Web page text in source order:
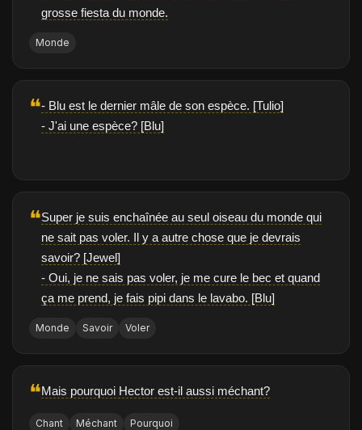
grosse fiesta du monde.
Monde
❝- Blu est le dernier mâle de son espèce. [Tulio]
- J'ai une espèce? [Blu]
❝Super je suis enchaînée au seul oiseau du monde qui
ne sait pas voler. Il y a autre chose que je devrais
savoir? [Jewel]
- Oui, je ne sais pas voler, je me cure le bec et quand
ça me prend, je fais pipi dans le lavabo. [Blu]
Monde Savoir Voler
❝Mais pourquoi Hector est-il aussi méchant?
Chant Méchant Pourquoi